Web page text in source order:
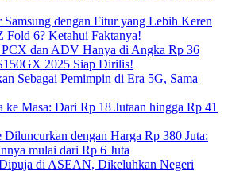
dengan Fitur yang Lebih Keren
Fold 6? Ketahui Faktanya!
PCX dan ADV Hanya di Angka Rp 36
2025 Siap Dirilis!
Sebagai Pemimpin di Era 5G, Sama
ke Masa: Dari Rp 18 Jutaan hingga Rp 41
dengan Harga Rp 380 Juta:
mulai dari Rp 6 Juta
di ASEAN, Dikeluhkan Negeri